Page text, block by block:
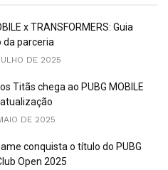
x TRANSFORMERS: Guia
da parceria
DE 2025
Titãs chega ao PUBG MOBILE
DE 2025
conquista o título do PUBG
Open 2025